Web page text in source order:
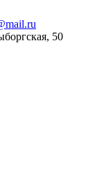
50